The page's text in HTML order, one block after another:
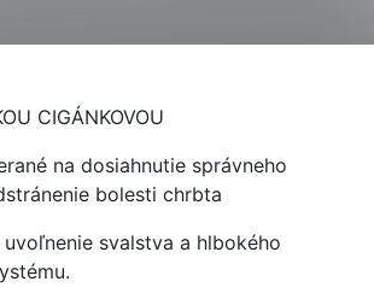
CIGÁNKOVOU
na dosiahnutie správneho
bolesti chrbta
svalstva a hlbokého